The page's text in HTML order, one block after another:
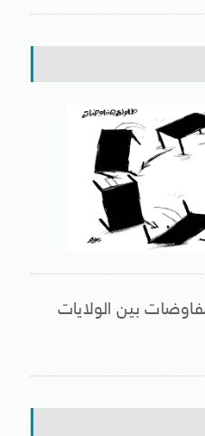
بين الولايات